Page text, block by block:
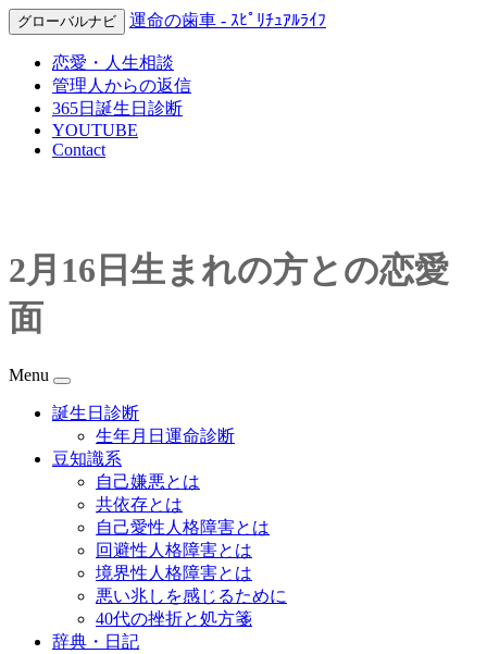
グローバルナビ 運命の歯車 - ｽﾋﾟﾘﾁｭｱﾙﾗｲﾌ
恋愛・人生相談
管理人からの返信
365日誕生日診断
YOUTUBE
Contact
2月16日生まれの方との恋愛
面
Menu
誕生日診断
生年月日運命診断
豆知識系
自己嫌悪とは
共依存とは
自己愛性人格障害とは
回避性人格障害とは
境界性人格障害とは
悪い兆しを感じるために
40代の挫折と処方箋
辞典・日記